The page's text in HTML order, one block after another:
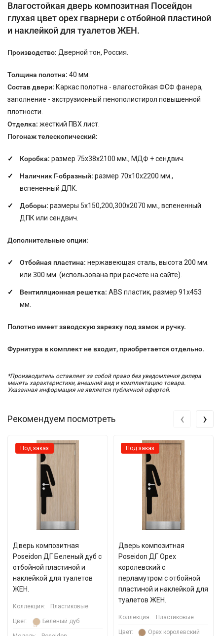
Влагостойкая дверь композитная Посейдон
глухая цвет орех гварнери с отбойной пластиной
и наклейкой для туалетов ЖЕН.
Производство: Дверной тон, Россия.
Толщина полотна: 40 мм.
Состав двери: Каркас полотна - влагостойкая ФСФ фанера,
заполнение - экструзионный пенополистирол повышенной
плотности.
Отделка: жесткий ПВХ лист.
Погонаж телескопический:
Коробка: размер 75х38х2100 мм., МДФ + сендвич.
Наличник Г-образный: размер 70х10х2200 мм.,
вспененный ДПК.
Доборы: размеры 5х150,200,300х2070 мм., вспененный
ДПК или сендвич.
Дополнительные опции:
Отбойная пластина: нержавеющая сталь, высота 200 мм.
или 300 мм. (использована при расчете на сайте).
Вентиляционная решетка: ABS пластик, размер 91x453
мм.
Полотно имеет заводскую зарезку под замок и ручку.
Фурнитура в комплект не входит, приобретается отдельно.
*Производитель оставляет за собой право без уведомления дилера
менять характеристики, внешний вид и комплектацию товара.
Указанная информация не является публичной офертой.
Рекомендуем посмотреть
Под заказ
Дверь композитная
Poseidon ДГ Беленый дуб с
отбойной пластиной и
наклейкой для туалетов
ЖЕН.
Коллекция: Пластиковые
Цвет: Беленый дуб
Под заказ
Дверь композитная
Poseidon ДГ Орех
королевский с
перламутром с отбойной
пластиной и наклейкой для
туалетов ЖЕН.
Коллекция: Пластиковые
Цвет: Орех королевский
‹ ›